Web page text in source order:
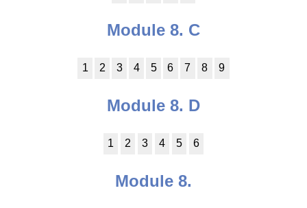
Module 8. C
1 2 3 4 5 6 7 8 9
Module 8. D
1 2 3 4 5 6
Module 8.